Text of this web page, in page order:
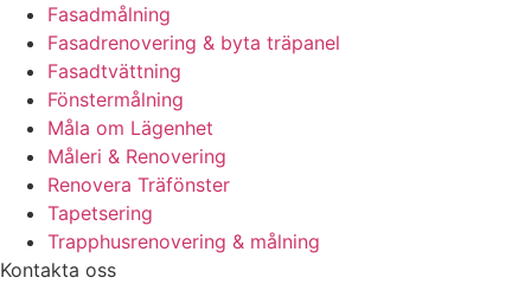
Fasadmålning
Fasadrenovering & byta träpanel
Fasadtvättning
Fönstermålning
Måla om Lägenhet
Måleri & Renovering
Renovera Träfönster
Tapetsering
Trapphusrenovering & målning
Kontakta oss